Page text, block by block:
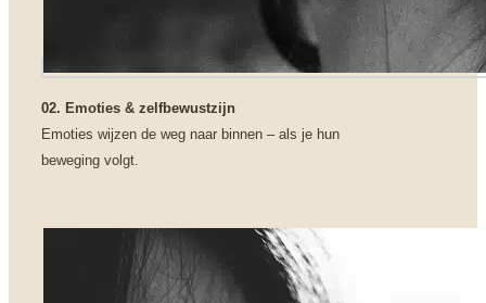
02. Emoties & zelfbewustzijn
Emoties wijzen de weg naar binnen – als je hun
beweging volgt.